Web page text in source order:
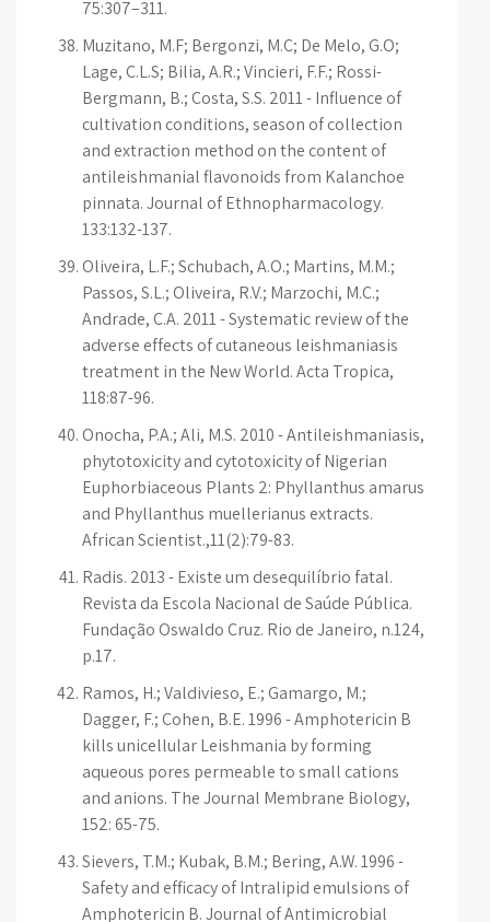
75:307–311.
Muzitano, M.F; Bergonzi, M.C; De Melo, G.O;
Lage, C.L.S; Bilia, A.R.; Vincieri, F.F.; Rossi-
Bergmann, B.; Costa, S.S. 2011 - Influence of
cultivation conditions, season of collection
and extraction method on the content of
antileishmanial flavonoids from Kalanchoe
pinnata. Journal of Ethnopharmacology.
133:132-137.
Oliveira, L.F.; Schubach, A.O.; Martins, M.M.;
Passos, S.L.; Oliveira, R.V.; Marzochi, M.C.;
Andrade, C.A. 2011 - Systematic review of the
adverse effects of cutaneous leishmaniasis
treatment in the New World. Acta Tropica,
118:87-96.
Onocha, P.A.; Ali, M.S. 2010 - Antileishmaniasis,
phytotoxicity and cytotoxicity of Nigerian
Euphorbiaceous Plants 2: Phyllanthus amarus
and Phyllanthus muellerianus extracts.
African Scientist.,11(2):79-83.
Radis. 2013 - Existe um desequilíbrio fatal.
Revista da Escola Nacional de Saúde Pública.
Fundação Oswaldo Cruz. Rio de Janeiro, n.124,
p.17.
Ramos, H.; Valdivieso, E.; Gamargo, M.;
Dagger, F.; Cohen, B.E. 1996 - Amphotericin B
kills unicellular Leishmania by forming
aqueous pores permeable to small cations
and anions. The Journal Membrane Biology,
152: 65-75.
Sievers, T.M.; Kubak, B.M.; Bering, A.W. 1996 -
Safety and efficacy of Intralipid emulsions of
Amphotericin B. Journal of Antimicrobial